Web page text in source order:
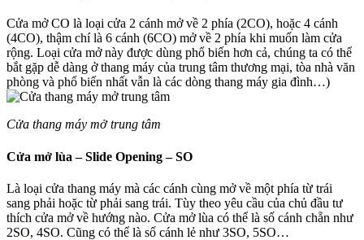
Cửa mở CO là loại cửa 2 cánh mở về 2 phía (2CO), hoặc 4 cánh
(4CO), thậm chí là 6 cánh (6CO) mở về 2 phía khi muốn làm cửa
rộng. Loại cửa mở này được dùng phổ biến hơn cả, chúng ta có thể
bắt gặp dễ dàng ở thang máy của trung tâm thương mại, tòa nhà văn
phòng và phổ biến nhất vẫn là các dòng thang máy gia đình…)
Cửa thang máy mở trung tâm
Cửa mở lùa – Slide Opening – SO
Là loại cửa thang máy mà các cánh cùng mở về một phía từ trái
sang phải hoặc từ phải sang trái. Tùy theo yêu cầu của chủ đầu tư
thích cửa mở về hướng nào. Cửa mở lùa có thể là số cánh chẵn như
2SO, 4SO. Cũng có thể là số cánh lẻ như 3SO, 5SO…